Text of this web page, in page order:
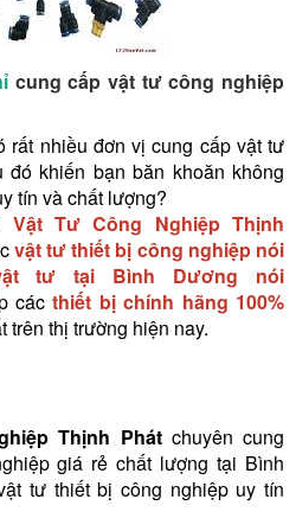
cung cấp vật tư công nghiệp
rất nhiều đơn vị cung cấp vật tư
khiến bạn băn khoăn không
tín và chất lượng?
Vật Tư Công Nghiệp Thịnh
vật tư thiết bị công nghiệp nói
tư tại Bình Dương nói
cácthiết bị chính hãng 100%
trên thị trường hiện nay.
Thịnh Phát chuyên cung
giá rẻ chất lượng tại Bình
tư thiết bị công nghiệp uy tín